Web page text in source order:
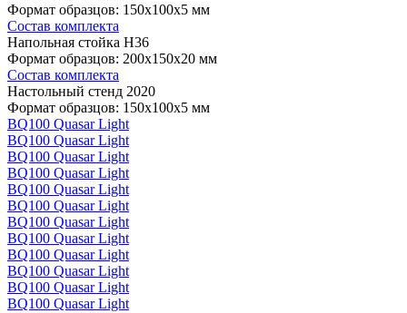
Формат образцов: 150x100x5 мм
Состав комплекта
Напольная стойка H36
Формат образцов: 200x150x20 мм
Состав комплекта
Настольный стенд 2020
Формат образцов: 150x100x5 мм
BQ100 Quasar Light
BQ100 Quasar Light
BQ100 Quasar Light
BQ100 Quasar Light
BQ100 Quasar Light
BQ100 Quasar Light
BQ100 Quasar Light
BQ100 Quasar Light
BQ100 Quasar Light
BQ100 Quasar Light
BQ100 Quasar Light
BQ100 Quasar Light